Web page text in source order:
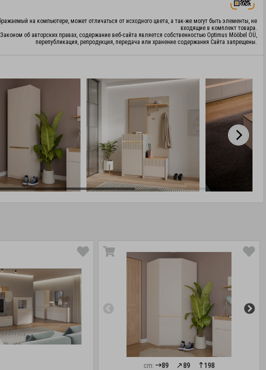
на компьютере, может отличаться от исходного цвета, а так-же могут быть элементы, не
входящие в комплект товара.
об авторских правах, содержание веб-сайта является собственностью Optimus Mööbel OÜ,
перепубликация, репродукция, передача или хранение содержания Сайта запрещены.
cm: 89 89 198